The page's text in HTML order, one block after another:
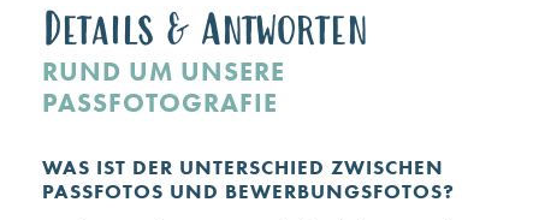
Details & Antworten
RUND UM UNSERE
PASSFOTOGRAFIE
WAS IST DER UNTERSCHIED ZWISCHEN
PASSFOTOS UND BEWERBUNGSFOTOS?